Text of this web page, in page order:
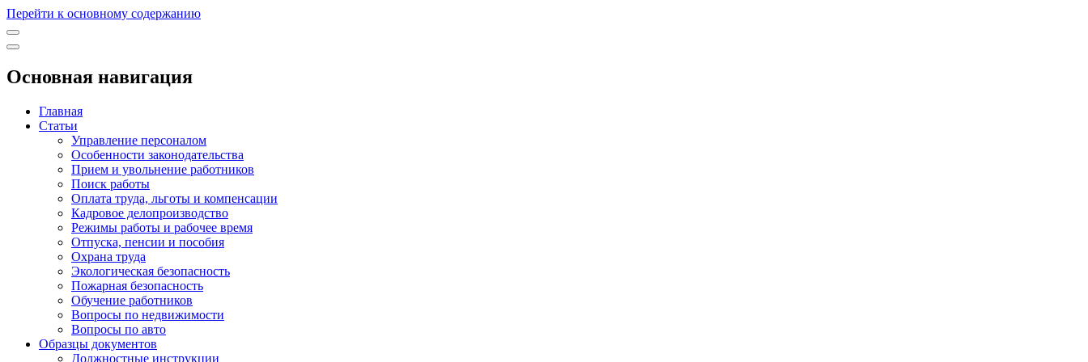
Перейти к основному содержанию
Основная навигация
Главная
Статьи
Управление персоналом
Особенности законодательства
Прием и увольнение работников
Поиск работы
Оплата труда, льготы и компенсации
Кадровое делопроизводство
Режимы работы и рабочее время
Отпуска, пенсии и пособия
Охрана труда
Экологическая безопасность
Пожарная безопасность
Обучение работников
Вопросы по недвижимости
Вопросы по авто
Образцы документов
Должностные инструкции